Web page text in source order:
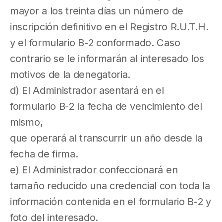
mayor a los treinta días un número de
inscripción definitivo en el Registro R.U.T.H.
y el formulario B-2 conformado. Caso
contrario se le informarán al interesado los
motivos de la denegatoria.
d) El Administrador asentará en el
formulario B-2 la fecha de vencimiento del
mismo,
que operará al transcurrir un año desde la
fecha de firma.
e) El Administrador confeccionará en
tamaño reducido una credencial con toda la
información contenida en el formulario B-2 y
foto del interesado.